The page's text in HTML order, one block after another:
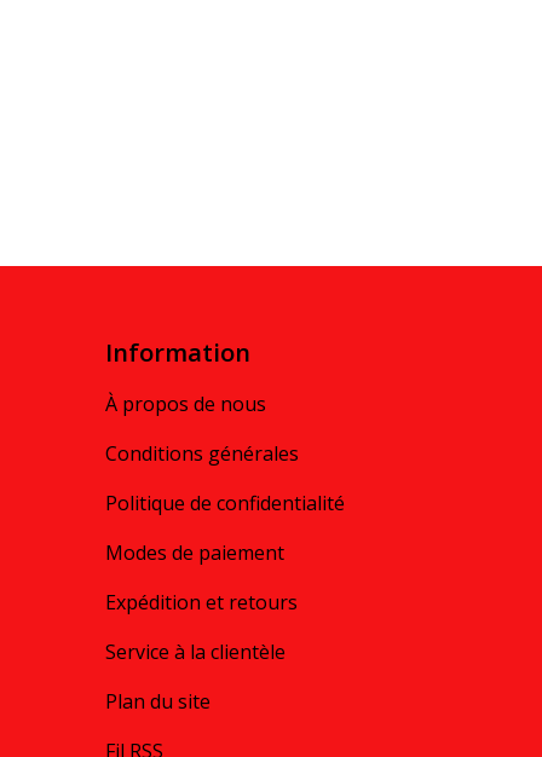
Information
À propos de nous
Conditions générales
Politique de confidentialité
Modes de paiement
Expédition et retours
Service à la clientèle
Plan du site
Fil RSS